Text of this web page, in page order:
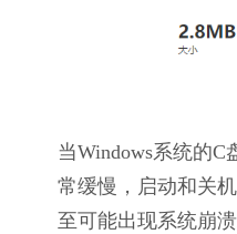
当Windows系统的
常缓慢，启动和关
至可能出现系统崩